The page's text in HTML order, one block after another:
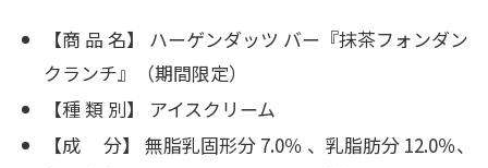
【商 品 名】 ハーゲンダッツ バー『抹茶フォンダン
クランチ』（期間限定）
【種 類 別】 アイスクリーム
【成 分】 無脂乳固形分 7.0％ 、乳脂肪分 12.0％、